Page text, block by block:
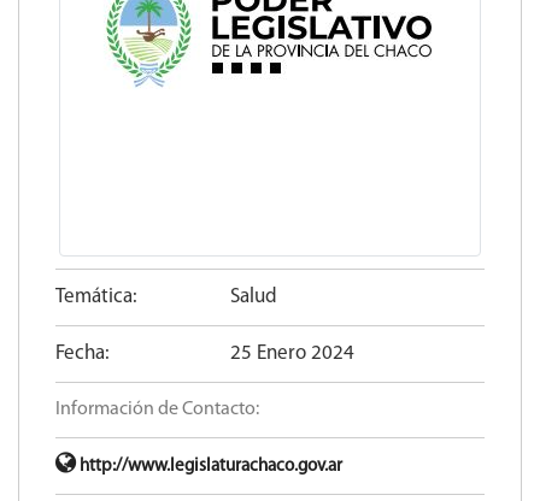
Temática: Salud
Fecha: 25 Enero 2024
Información de Contacto:
http://www.legislaturachaco.gov.ar